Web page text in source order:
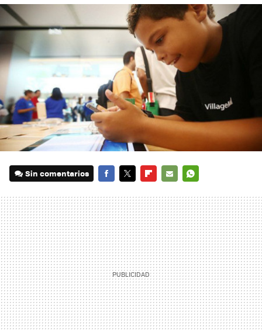
Sin comentarios
MAIL